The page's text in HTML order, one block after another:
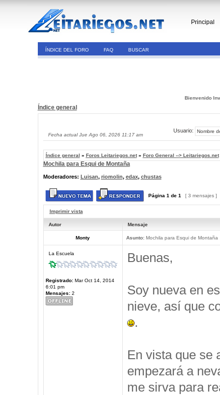
Principal
ÍNDICE DEL FORO FAQ BUSCAR
Bienvenido
Índice general
Fecha actual Jue Ago 06, 2026 11:17 am
Usuario:
Índice general » Foros Leitariegos.net» Foro General --> Leitariegos.net
Mochila para Esqui de Montaña
Moderadores: Luisan, riomolin, edax, chustas
Página 1 de 1 [ 3 mensajes ]
Imprimir vista
Autor Mensaje
Monty Asunto:Mochila para Esqui de Montaña
La Escuela
Registrado:Mar Oct 14, 2014
6:01 pm
Mensajes:2
Buenas,
Soy nueva en
nieve, así que
.
En vista que se
empezará a
me sirva para